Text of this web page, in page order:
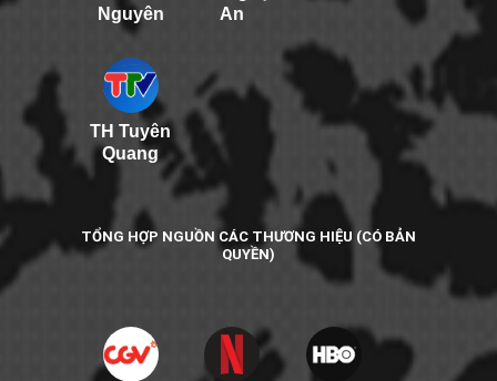
Nguyên
An
TH Tuyên
Quang
TỔNG HỢP NGUỒN CÁC THƯƠNG HIỆU (CÓ BẢN
QUYỀN)